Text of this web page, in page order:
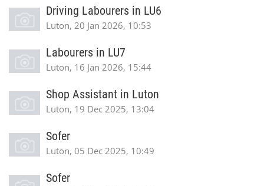
Driving Labourers in LU6
Luton, 20 Jan 2026, 10:53
Labourers in LU7
Luton, 16 Jan 2026, 15:44
Shop Assistant in Luton
Luton, 19 Dec 2025, 13:04
Sofer
Luton, 05 Dec 2025, 10:49
Sofer